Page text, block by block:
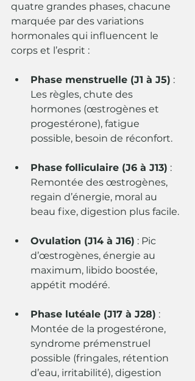
quatre grandes phases, chacune
marquée par des variations
hormonales qui influencent le
corps et l’esprit :
Phase menstruelle (J1 à J5) :
Les règles, chute des
hormones (œstrogènes et
progestérone), fatigue
possible, besoin de réconfort.
Phase folliculaire (J6 à J13) :
Remontée des œstrogènes,
regain d’énergie, moral au
beau fixe, digestion plus facile.
Ovulation (J14 à J16) : Pic
d’œstrogènes, énergie au
maximum, libido boostée,
appétit modéré.
Phase lutéale (J17 à J28) :
Montée de la progestérone,
syndrome prémenstruel
possible (fringales, rétention
d’eau, irritabilité), digestion